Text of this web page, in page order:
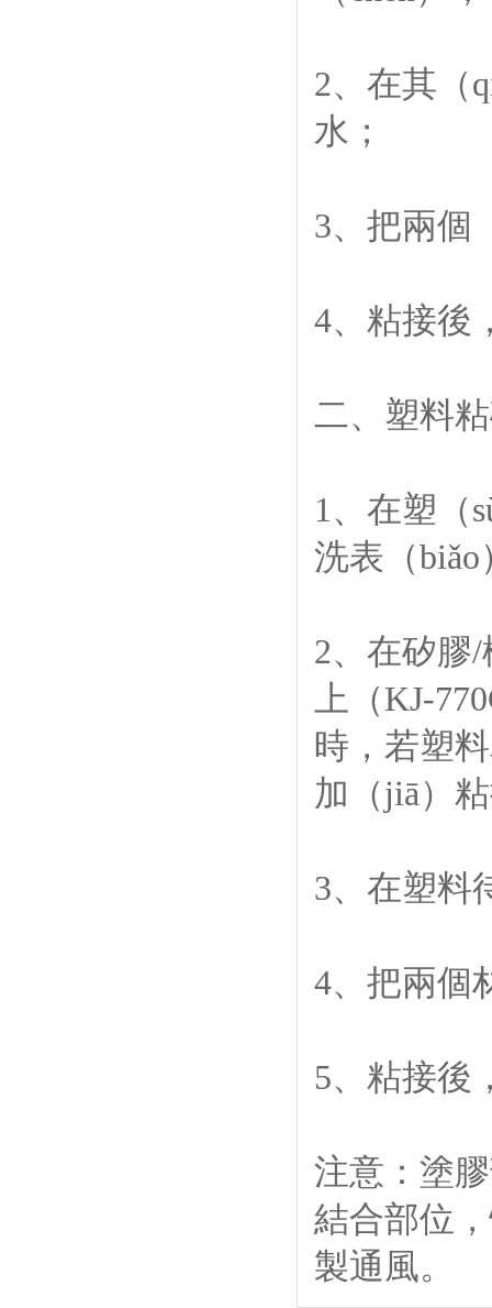
2、在其（
水；
3、把兩個
4、粘接後
二、塑料
1、在塑（
洗表（
2、在矽膠
上（KJ-
時，若塑
加（jiā）
3、在塑料
4、把兩個
5、粘接後
注意：塗
結合部位
製通風。